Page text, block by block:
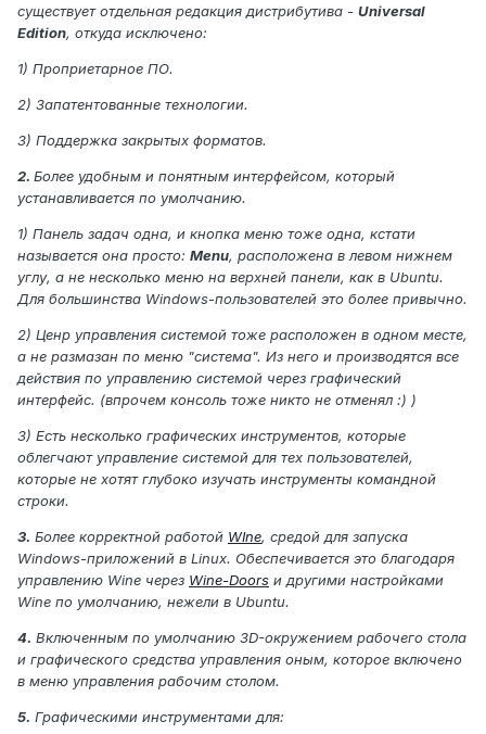
существует отдельная редакция дистрибутива - Universal
Edition, откуда исключено:
1) Проприетарное ПО.
2) Запатентованные технологии.
3) Поддержка закрытых форматов.
2. Более удобным и понятным интерфейсом, который
устанавливается по умолчанию.
1) Панель задач одна, и кнопка меню тоже одна, кстати
называется она просто: Menu, расположена в левом нижнем
углу, а не несколько меню на верхней панели, как в Ubuntu.
Для большинства Windows-пользователей это более привычно.
2) Ценр управления системой тоже расположен в одном месте,
а не размазан по меню "система". Из него и производятся все
действия по управлению системой через графический
интерфейс. (впрочем консоль тоже никто не отменял :) )
3) Есть несколько графических инструментов, которые
облегчают управление системой для тех пользователей,
которые не хотят глубоко изучать инструменты командной
строки.
3. Более корректной работой WIne, средой для запуска
Windows-приложений в Linux. Обеспечивается это благодаря
управлению Wine через Wine-Doors и другими настройками
Wine по умолчанию, нежели в Ubuntu.
4. Включенным по умолчанию 3D-окружением рабочего стола
и графического средства управления оным, которое включено
в меню управления рабочим столом.
5. Графическими инструментами для: